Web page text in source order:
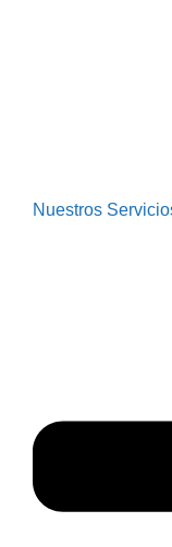
Nuestros